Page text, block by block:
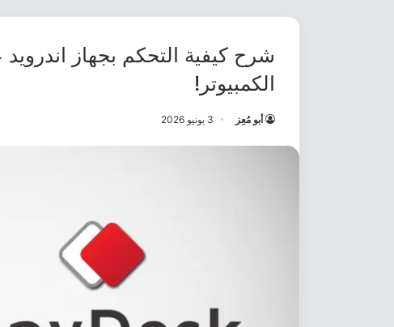
شرح كيفية التحكم بجهاز
الكمبيوتر!
أبو مُعِز 3 يونيو 2026